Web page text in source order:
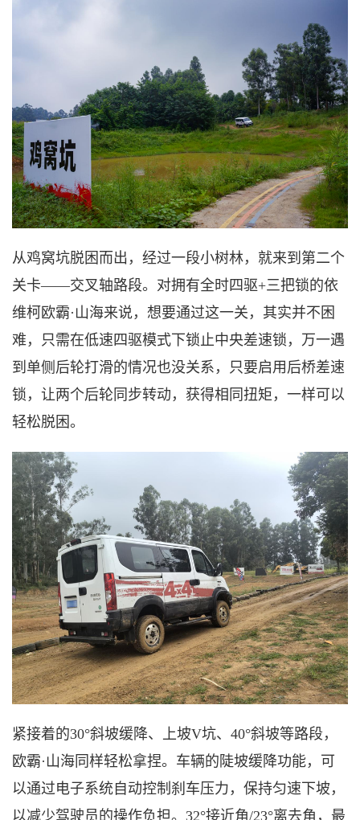
从鸡窝坑脱困而出，经过一段小树林，就来到第二个
关卡——交叉轴路段。对拥有全时四驱+三把锁的依
维柯 欧霸· 山海来说，想要通过这一关，其实并不困
难， 只需在低速四驱模式下锁止中央差速锁，万一遇
到单侧后轮打滑的情况也没关系，只要启用后桥差速
锁，让两个后轮同步转动， 获得相同扭矩， 一样可以
轻松脱困。
紧接着的30°斜坡缓降、上坡V坑、40°斜坡等路段，
欧霸· 山海同样轻松拿捏。车辆的 陡坡缓降功能‌，可
以通过电子系统自动控制刹车压力，保持匀速下坡，
以减少驾驶员的操作负担。 32°接近角/23°离去角，最